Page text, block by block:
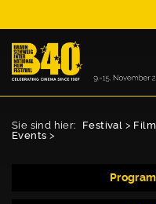
Sie sind hier: Festival >
Events >